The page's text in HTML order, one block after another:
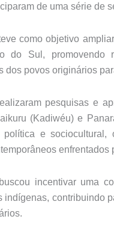
de uma série de
como objetivo
do Sul, promovendo
dos povos originários
pesquisas e
(Kadiwéu) e
política e
enfrentados
incentivar uma
indígenas, contribuindo